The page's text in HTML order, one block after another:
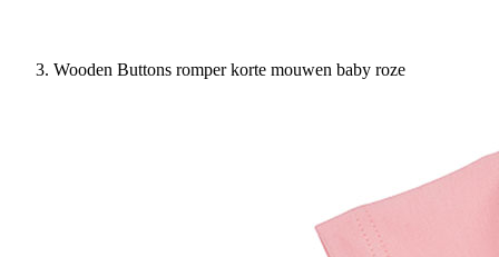
Wooden Buttons romper korte mouwen baby roze